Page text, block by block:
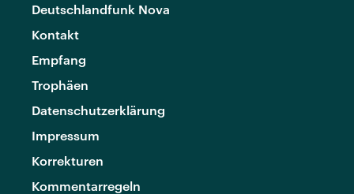
Deutschlandfunk Nova
Kontakt
Empfang
Trophäen
Datenschutzerklärung
Impressum
Korrekturen
Kommentarregeln